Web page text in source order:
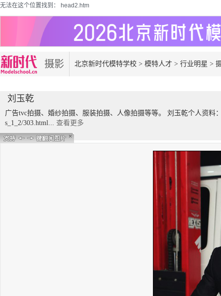
无法在这个位置找到： head2.htm
摄影 北京新时代模特学校 > 模特人才 > 行业明星 >
刘玉乾
广告tvc拍摄、婚纱拍摄、服装拍摄、人像拍摄等等。 刘玉乾个人资料
s_1_2/303.html... 查看更多